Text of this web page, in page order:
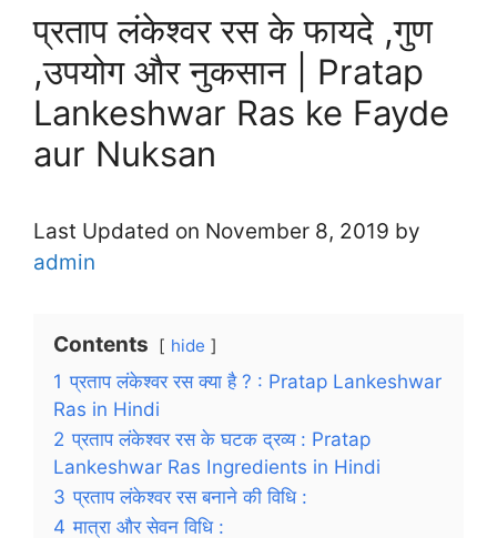
प्रताप लंकेश्वर रस के फायदे ,गुण
,उपयोग और नुकसान | Pratap
Lankeshwar Ras ke Fayde
aur Nuksan
Last Updated on November 8, 2019 by
admin
Contents hide
1 प्रताप लंकेश्वर रस क्या है ? : Pratap Lankeshwar
Ras in Hindi
2 प्रताप लंकेश्वर रस के घटक द्रव्य : Pratap
Lankeshwar Ras Ingredients in Hindi
3 प्रताप लंकेश्वर रस बनाने की विधि :
4 मात्रा और सेवन विधि :